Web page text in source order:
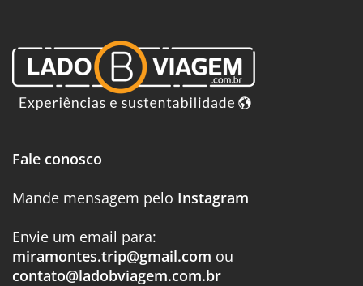
Fale conosco
Mande mensagem pelo Instagram
Envie um email para:
miramontes.trip@gmail.com ou
contato@ladobviagem.com.br